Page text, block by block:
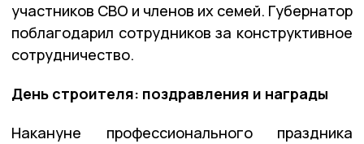
участников СВО и членов их семей. Губернатор
поблагодарил сотрудников за конструктивное
сотрудничество.
День строителя: поздравления и награды
Накануне профессионального праздника